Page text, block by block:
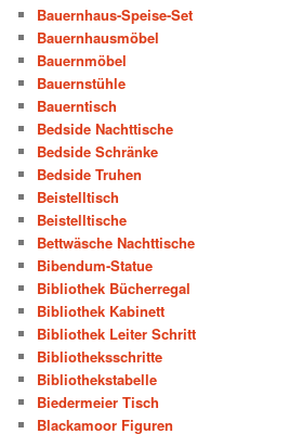
Bauernhaus-Speise-Set
Bauernhausmöbel
Bauernmöbel
Bauernstühle
Bauerntisch
Bedside Nachttische
Bedside Schränke
Bedside Truhen
Beistelltisch
Beistelltische
Bettwäsche Nachttische
Bibendum-Statue
Bibliothek Bücherregal
Bibliothek Kabinett
Bibliothek Leiter Schritt
Bibliotheksschritte
Bibliothekstabelle
Biedermeier Tisch
Blackamoor Figuren